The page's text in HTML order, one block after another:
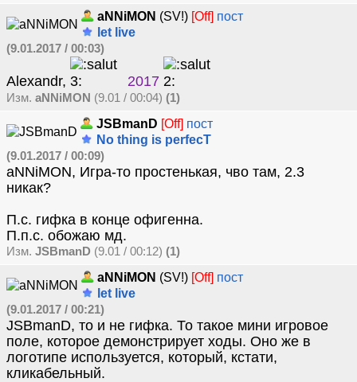
aNNiMON (SV!) [Off] пост
let live
(9.01.2017 / 00:03)
Alexandr, 2017
Изм. aNNiMON (9.01 / 00:04) (1)
JSBmanD [Off] пост
No thing is perfecT
(9.01.2017 / 00:09)
aNNiMON, Игра-то простенькая, чво там, 2.3
никак?
П.с. гифка в конце офигенна.
П.п.с. обожаю мд.
Изм. JSBmanD (9.01 / 00:12) (1)
aNNiMON (SV!) [Off] пост
let live
(9.01.2017 / 00:21)
JSBmanD, то и не гифка. То такое мини игровое
поле, которое демонстрирует ходы. Оно же в
логотипе используется, который, кстати,
кликабельный.